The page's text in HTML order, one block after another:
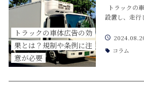
トラックの車体広告の効
果とは？規制や条例に注
意が必要
トラックの
設置し、走
コラム